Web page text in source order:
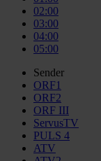
02:00
03:00
04:00
05:00
Sender
ORF1
ORF2
ORF III
ServusTV
PULS 4
ATV